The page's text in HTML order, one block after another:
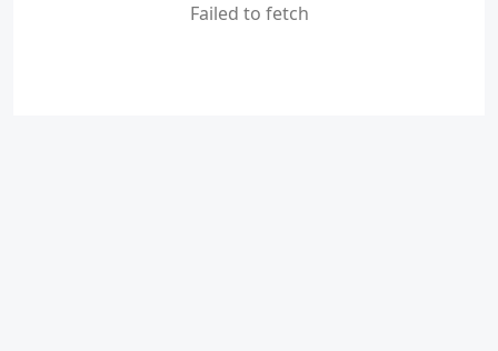
Failed to fetch